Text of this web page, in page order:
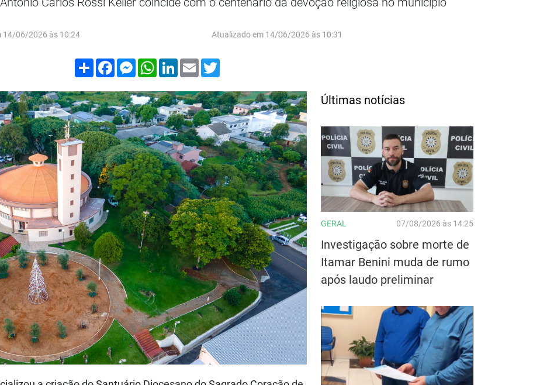
14/06/2026 às 10:24 Atualizado em 14/06/2026 às 10:31
Compartilhar
FacebookMessenger
WhatsApp
LinkedIn
Email
Últimas notícias
GERAL 07/08/2026 às 14:25
Investigação sobre morte de
Itamar Benini muda de rumo
após laudo preliminar